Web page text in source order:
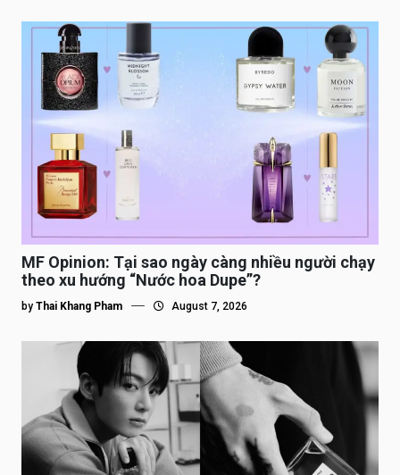
MF Opinion: Tại sao ngày càng nhiều người chạy
theo xu hướng “Nước hoa Dupe”?
by Thai Khang Pham August 7, 2026